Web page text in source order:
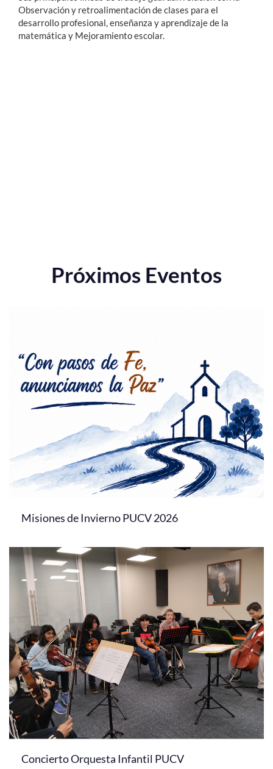
Observación y retroalimentación de clases para el
desarrollo profesional, enseñanza y aprendizaje de la
matemática y Mejoramiento escolar.
Próximos Eventos
Misiones de Invierno PUCV 2026
Concierto Orquesta Infantil PUCV